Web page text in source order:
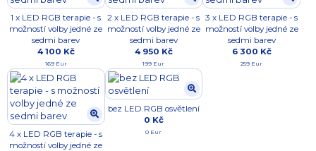
1 x LED RGB terapie - s
možností volby jedné ze
sedmi barev
4 100 Kč
169 Eur
2 x LED RGB terapie - s
možností volby jedné ze
sedmi barev
4 950 Kč
199 Eur
3 x LED RGB terapie - s
možností volby jedné ze
sedmi barev
6 300 Kč
259 Eur
4 x LED RGB terapie - s
možností volby jedné ze
bez LED RGB osvětlení
0 Kč
0 Eur